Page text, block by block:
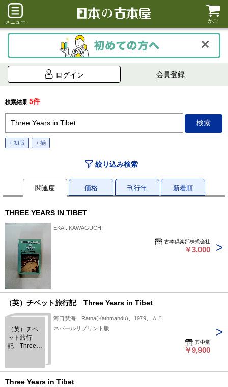
メニュー かご
ログイン 会員登録
検索結果 5件
+ 初版 + 揃
絞り込み検索
関連度 価格 刊行年 新着順
THREE YEARS IN TIBET
EKAI. KAWAGUCHI
古本倶楽部株式会社
￥3,000
（英）チベット旅行記 Three Years in Tibet
（英）チベ
ット旅行
記 Three
河口慧海、Ratna(Kathmandu)、1979、Ａ５
ネパールリプリント版
其中堂
￥9,900
Three Years in Tibet